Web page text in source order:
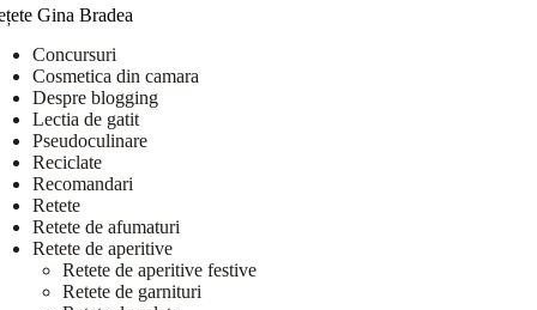
Gina Bradea
Concursuri
Cosmetica din camara
Despre blogging
Lectia de gatit
Pseudoculinare
Reciclate
Recomandari
Retete
Retete de afumaturi
Retete de aperitive
Retete de aperitive festive
Retete de garnituri